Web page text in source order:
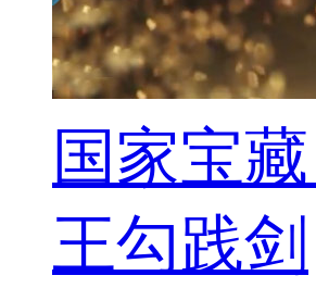
国家宝
王勾践剑